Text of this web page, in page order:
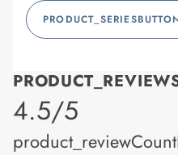
product_rating
4.5/5